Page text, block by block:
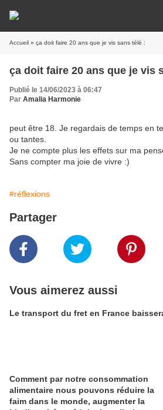
Accueil » ça doit faire 20 ans que je vis sans télé :
ça doit faire 20 ans que je vis
Publié le 14/06/2023 à 06:47
Par Amalia Harmonie
peut être 18. Je regardais de temps en
ou tantes.
Je ne compte plus les effets sur ma
Sans compter ma joie de vivre :)
#réflexions
Partager
Vous aimerez aussi
Le transport du fret en France
Comment par notre consommation
alimentaire nous pouvons réduire la
faim dans le monde, augmenter la